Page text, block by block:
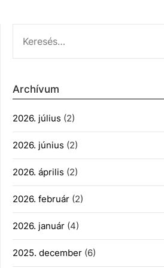
Archívum
2026. július (2)
2026. június (2)
2026. április (2)
2026. február (2)
2026. január (4)
2025. december (6)